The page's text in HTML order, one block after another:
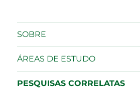
SOBRE
ÁREAS DE ESTUDO
PESQUISAS CORRELATAS